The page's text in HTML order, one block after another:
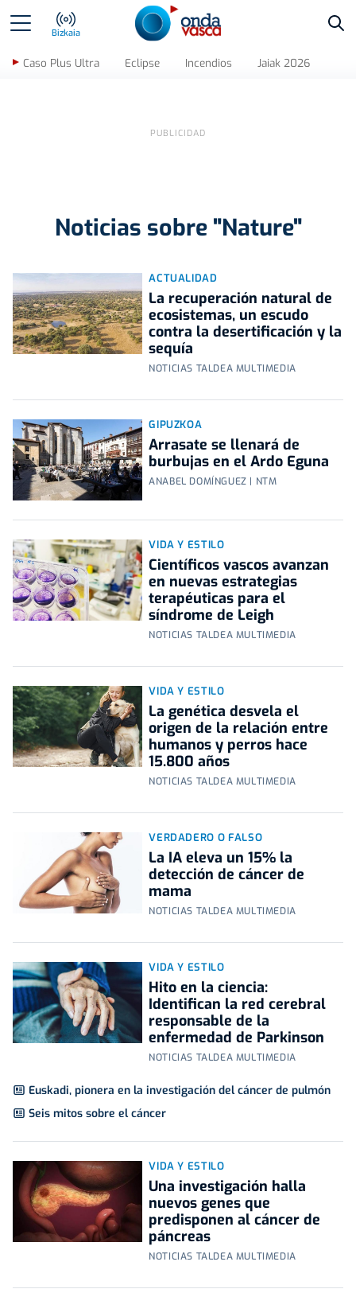
Bizkaia
Caso Plus Ultra Eclipse Incendios Jaiak 2026
Noticias sobre "Nature"
ACTUALIDAD
La recuperación natural de
ecosistemas, un escudo
contra la desertificación y la
sequía
NOTICIAS TALDEA MULTIMEDIA
GIPUZKOA
Arrasate se llenará de
burbujas en el Ardo Eguna
ANABEL DOMÍNGUEZ | NTM
VIDA Y ESTILO
Científicos vascos avanzan
en nuevas estrategias
terapéuticas para el
síndrome de Leigh
NOTICIAS TALDEA MULTIMEDIA
VIDA Y ESTILO
La genética desvela el
origen de la relación entre
humanos y perros hace
15.800 años
NOTICIAS TALDEA MULTIMEDIA
VERDADERO O FALSO
La IA eleva un 15% la
detección de cáncer de
mama
NOTICIAS TALDEA MULTIMEDIA
VIDA Y ESTILO
Hito en la ciencia:
Identifican la red cerebral
responsable de la
enfermedad de Parkinson
NOTICIAS TALDEA MULTIMEDIA
Euskadi, pionera en la investigación del cáncer de pulmón
Seis mitos sobre el cáncer
VIDA Y ESTILO
Una investigación halla
nuevos genes que
predisponen al cáncer de
páncreas
NOTICIAS TALDEA MULTIMEDIA